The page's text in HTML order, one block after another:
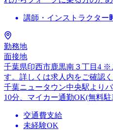
講師・インストラクター
勤務地
面接地
千葉県印西市鹿黒南３丁目4 ※
す。詳しくは求人内をご確認く
千葉ニュータウン中央駅より
10分、マイカー通勤OK(無料
交通費支給
未経験OK